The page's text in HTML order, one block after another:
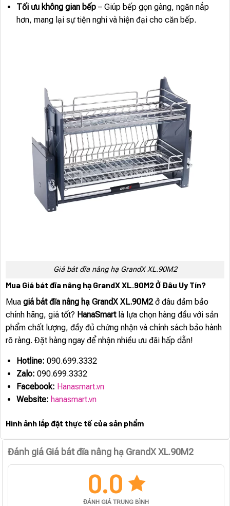
Tối ưu không gian bếp– Giúp bếp gọn gàng, ngăn nắp
hơn, mang lại sự tiện nghi và hiện đại cho căn bếp.
Giá bát đĩa nâng hạ GrandX XL.90M2
Mua Giá bát đĩa nâng hạ GrandX XL.90M2 Ở Đâu Uy Tín?
Mua giá bát đĩa nâng hạ GrandX XL.90M2ở đâu đảm bảo
chính hãng, giá tốt? HanaSmartlà lựa chọn hàng đầu với sản
phẩm chất lượng, đầy đủ chứng nhận và chính sách bảo hành
rõ ràng. Đặt hàng ngay để nhận nhiều ưu đãi hấp dẫn!
Hotline: 090.699.3332
Zalo: 090.699.3332
Facebook: Hanasmart.vn
Website: hanasmart.vn
Hình ảnh lắp đặt thực tế của sản phẩm
Đánh giá Giá bát đĩa nâng hạ GrandX XL.90M2
0.0
ĐÁNH GIÁ TRUNG BÌNH